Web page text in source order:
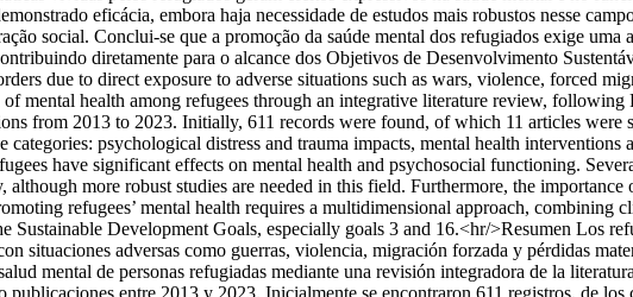
eficácia, embora haja necessidade de estudos mais robustos nesse
social. Conclui-se que a promoção da saúde mental dos refugiados exige
diretamente para o alcance dos Objetivos de Desenvolvimento
due to direct exposure to adverse situations such as wars, violence, forced
mental health among refugees through an integrative literature review,
from 2013 to 2023. Initially, 611 records were found, of which 11 articles
psychological distress and trauma impacts, mental health
have significant effects on mental health and psychosocial functioning.
although more robust studies are needed in this field. Furthermore, the
refugees’ mental health requires a multidimensional approach,
Sustainable Development Goals, especially goals 3 and 16.<hr/>Resumen Los
situaciones adversas como guerras, violencia, migración forzada y pérdidas
mental de personas refugiadas mediante una revisión integradora de la
entre 2013 y 2023. Inicialmente se encontraron 611 registros, de